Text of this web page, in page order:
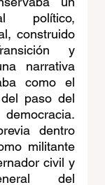
político,
construido
y
narrativa
como el
paso del
dentro
militante
civil y
del